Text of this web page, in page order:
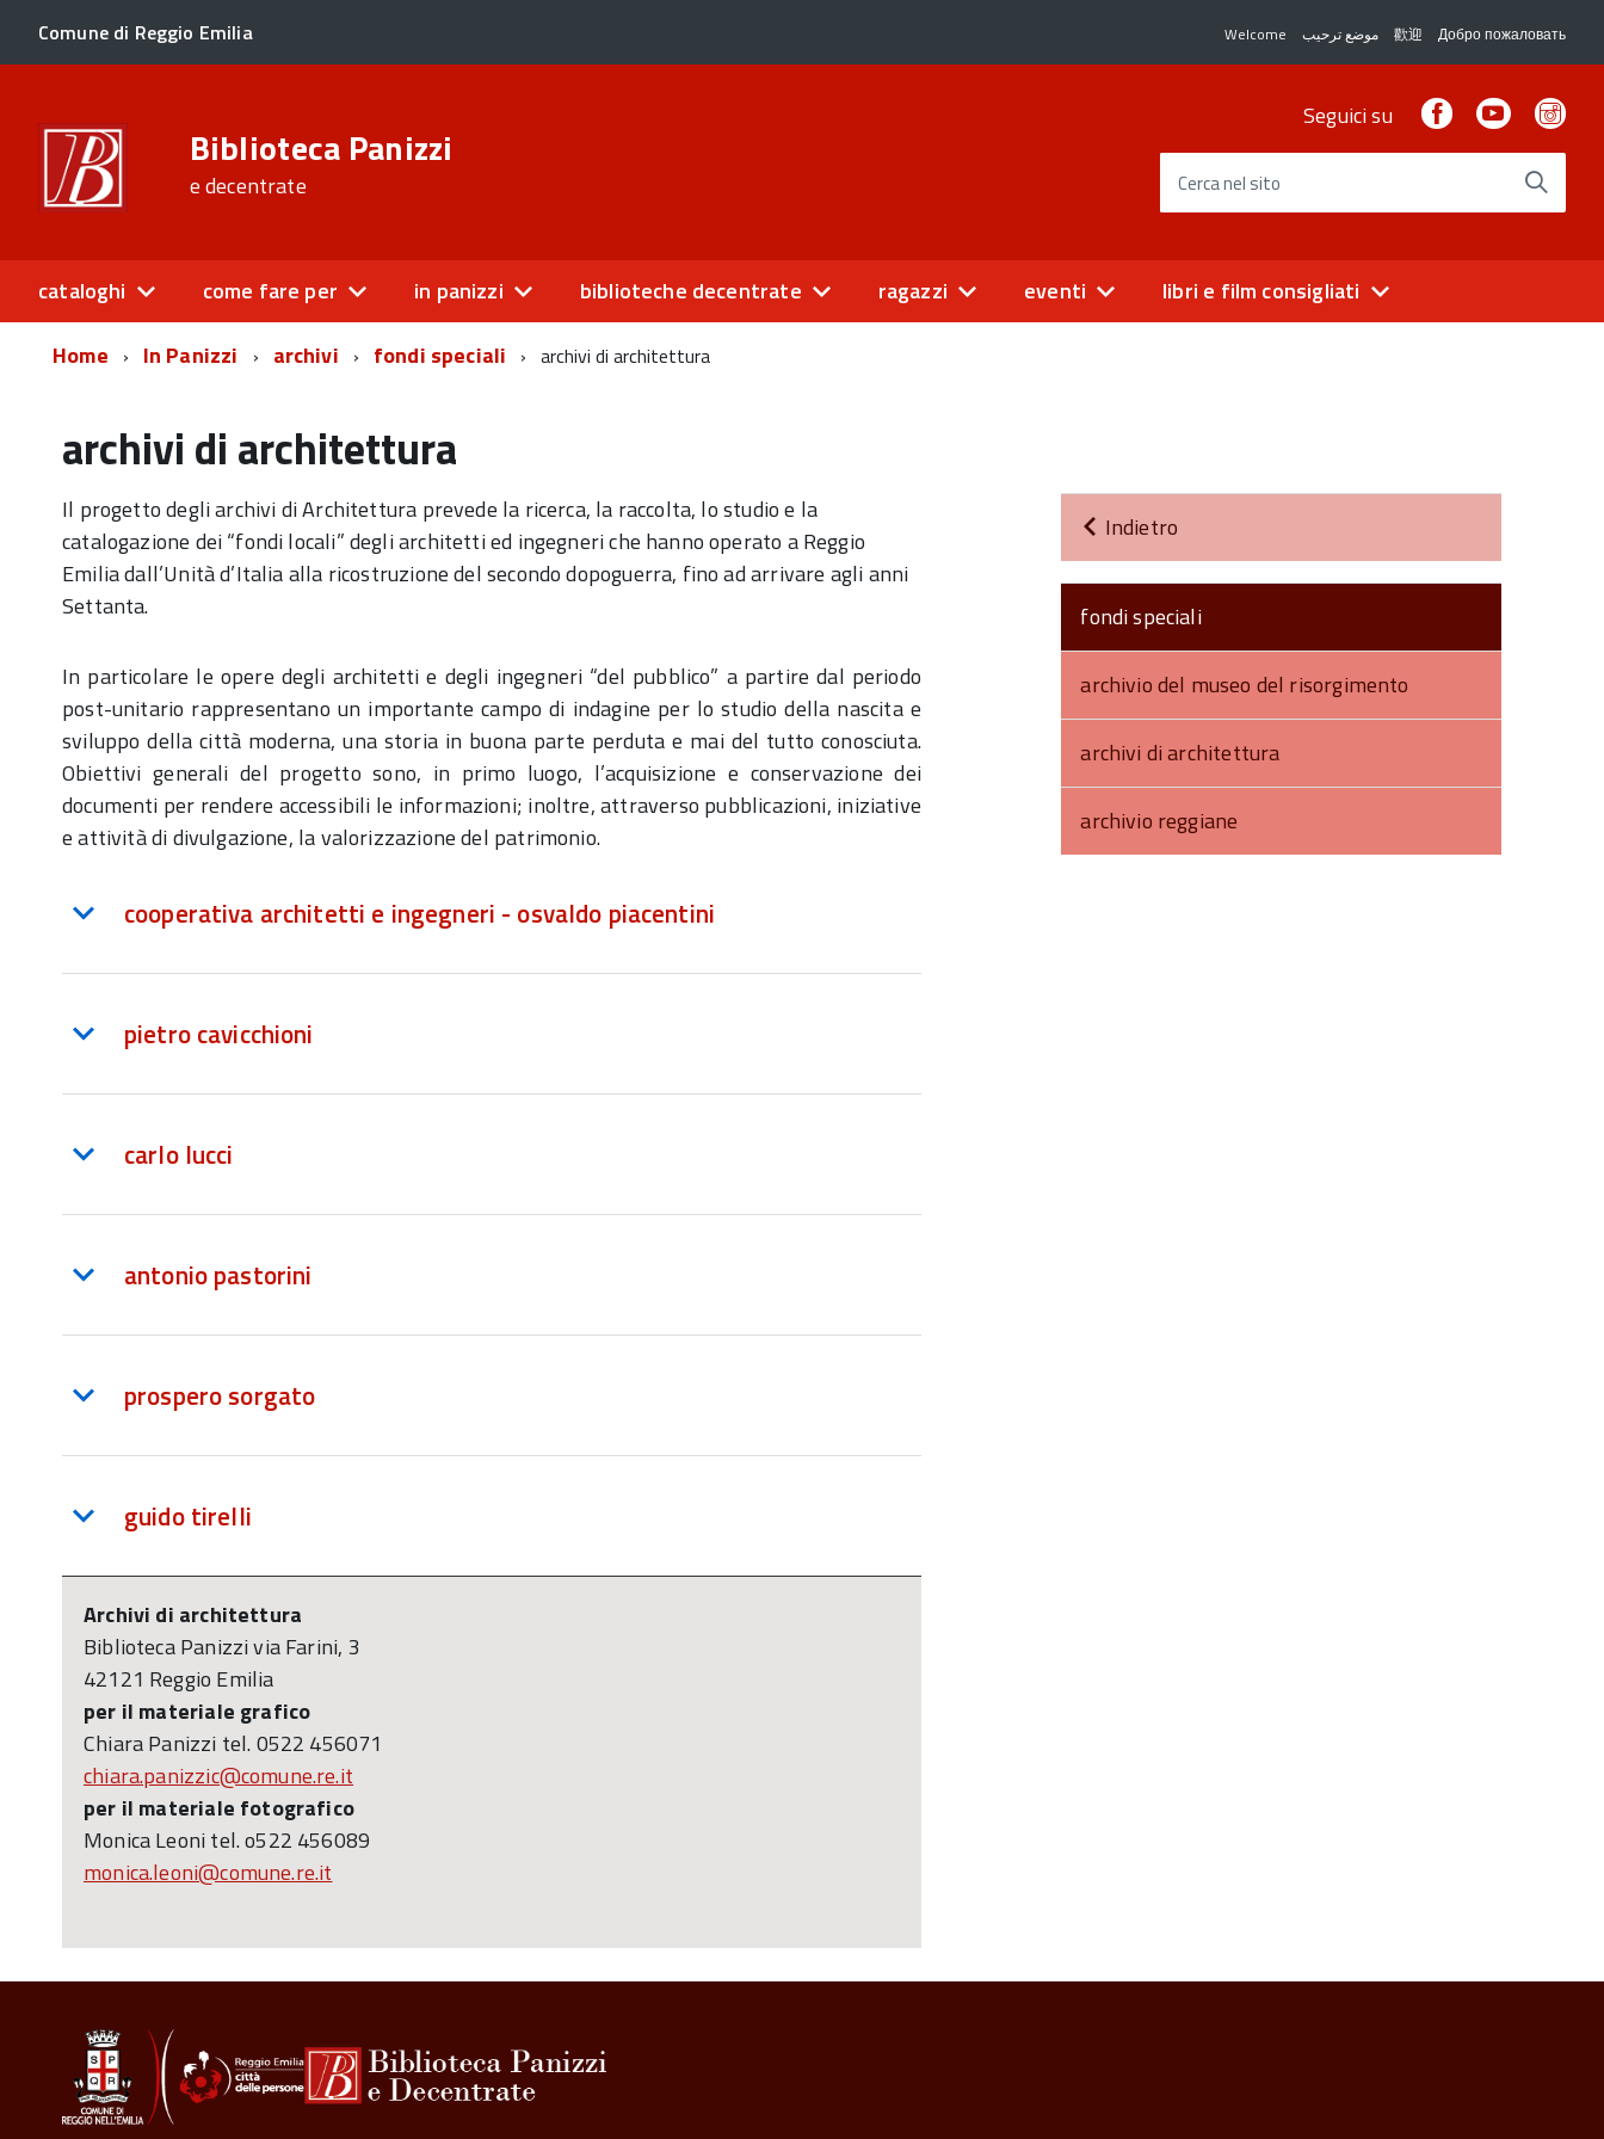
Comune di Reggio Emilia Welcome موضع ترحيب 歡迎 Добро пожаловать
Biblioteca Panizzi
e decentrate
Seguici su FacebookYoutube
Cerca nel sito
cataloghi come fare per in panizzi biblioteche decentrate ragazzi eventi
libri e film consigliati
Home
In Panizzi archivi fondi speciali archivi di architettura
archivi di architettura
Il progetto degli archivi di Architettura prevede la ricerca, la raccolta, lo studio e la
catalogazione dei “fondi locali” degli architetti ed ingegneri che hanno operato a Reggio
Emilia dall’Unità d’Italia alla ricostruzione del secondo dopoguerra, fino ad arrivare agli anni
Settanta.
In particolare le opere degli architetti e degli ingegneri “del pubblico” a partire dal periodo
post-unitario rappresentano un importante campo di indagine per lo studio della nascita e
sviluppo della città moderna, una storia in buona parte perduta e mai del tutto conosciuta.
Obiettivi generali del progetto sono, in primo luogo, l’acquisizione e conservazione dei
documenti per rendere accessibili le informazioni; inoltre, attraverso pubblicazioni, iniziative
e attività di divulgazione, la valorizzazione del patrimonio.
cooperativa architetti e ingegneri - osvaldo piacentini
pietro cavicchioni
carlo lucci
antonio pastorini
prospero sorgato
guido tirelli
Archivi di architettura
Biblioteca Panizzi via Farini, 3
42121 Reggio Emilia
per il materiale grafico
Chiara Panizzi tel. 0522 456071
chiara.panizzic@comune.re.it
per il materiale fotografico
Monica Leoni tel. o522 456089
monica.leoni@comune.re.it
Indietro
fondi speciali
archivio del museo del risorgimento
archivi di architettura
archivio reggiane